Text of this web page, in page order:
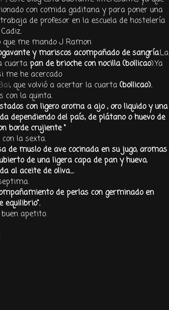
con comida gaditana y para poner una
de profesor en la escuela de hostelería
me mando J Ramon
y mariscos acompañado de sangría.La
cuarta pan de brioche con nocilla (bollicao).Ya
me he acercado
, que volvió a acertar la cuarta (bollicao).
con la quinta.
con ligero aroma a ajo , oro liquido y una
dependiendo del país, de plátano o huevo de
borde crujiente “
la sexta.
de muslo de ave cocinada en su jugo, aromas
de una ligera capa de pan y huevo,
al aceite de oliva....
de perlas con germinado en
equilibrio".
apetito.